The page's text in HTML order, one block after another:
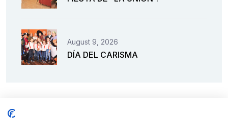
August 9, 2026
DÍA DEL CARISMA